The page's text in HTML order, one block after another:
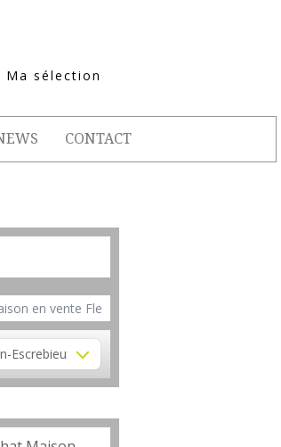
Ma sélection
CONTACT
en vente Flers-en-Escrebieux
Escrebieux